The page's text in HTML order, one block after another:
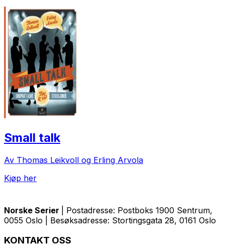
Small talk
Av Thomas Leikvoll og Erling Arvola
Kjøp her
Norske Serier
| Postadresse: Postboks 1900 Sentrum,
0055 Oslo | Besøksadresse: Stortingsgata 28, 0161 Oslo
KONTAKT OSS